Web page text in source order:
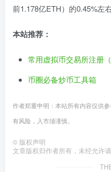
前1.178亿ETH）的0.45%左
本站推荐：
常用虚拟币交易所注册（
币圈必备炒币工具箱
作者郑重申明：本站所有内容仅供
有风险，入市须谨慎。
© 版权声明
文章版权归作者所有，未经允许请